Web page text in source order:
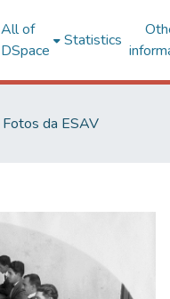
All of
DSpace
Statistics
Fotos da ESAV